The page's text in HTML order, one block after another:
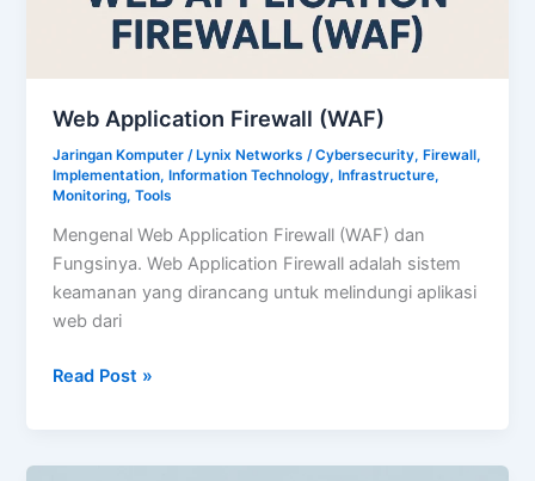
Web Application Firewall (WAF)
Jaringan Komputer / Lynix Networks/Cybersecurity, Firewall,
Implementation, Information Technology, Infrastructure,
Monitoring,Tools
Mengenal Web Application Firewall (WAF) dan
Fungsinya. Web Application Firewall adalah sistem
keamanan yang dirancang untuk melindungi aplikasi
web dari
Web
(WAF)
Read Post »